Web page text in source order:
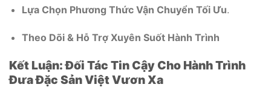
Lựa Chọn Phương Thức Vận Chuyển Tối Ưu.
Theo Dõi & Hỗ Trợ Xuyên Suốt Hành Trình
Kết Luận: Đối Tác Tin Cậy Cho Hành Trình
Đưa Đặc Sản Việt Vươn Xa